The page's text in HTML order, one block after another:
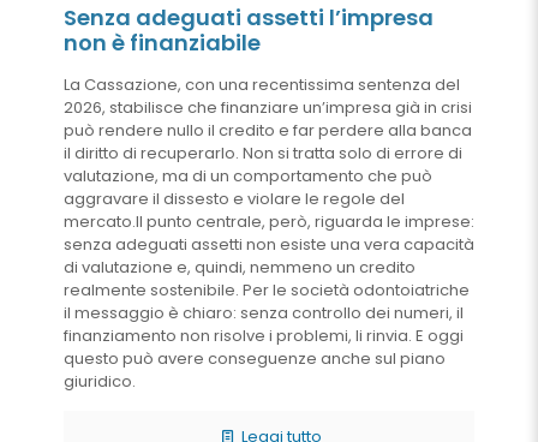
Senza adeguati assetti l’impresa
non è finanziabile
La Cassazione, con una recentissima sentenza del
2026, stabilisce che finanziare un’impresa già in crisi
può rendere nullo il credito e far perdere alla banca
il diritto di recuperarlo. Non si tratta solo di errore di
valutazione, ma di un comportamento che può
aggravare il dissesto e violare le regole del
mercato.Il punto centrale, però, riguarda le imprese:
senza adeguati assetti non esiste una vera capacità
di valutazione e, quindi, nemmeno un credito
realmente sostenibile. Per le società odontoiatriche
il messaggio è chiaro: senza controllo dei numeri, il
finanziamento non risolve i problemi, li rinvia. E oggi
questo può avere conseguenze anche sul piano
giuridico.
Leggi tutto